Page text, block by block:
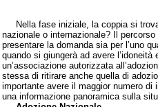
Nella fase iniziale, la coppia si
nazionale o internazionale? Il
presentare la domanda sia per l’uno
quando si giungerà ad avere
un’associazione autorizzata
stessa di ritirare anche quella di
importante avere il maggior numero
una informazione panoramica sulla